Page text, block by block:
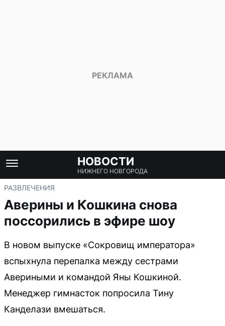
НОВОСТИ
НИЖНЕГО НОВГОРОДА
РАЗВЛЕЧЕНИЯ
Аверины и Кошкина снова
поссорились в эфире шоу
В новом выпуске «Сокровищ императора»
вспыхнула перепалка между сестрами
Авериными и командой Яны Кошкиной.
Менеджер гимнасток попросила Тину
Канделази вмешаться.